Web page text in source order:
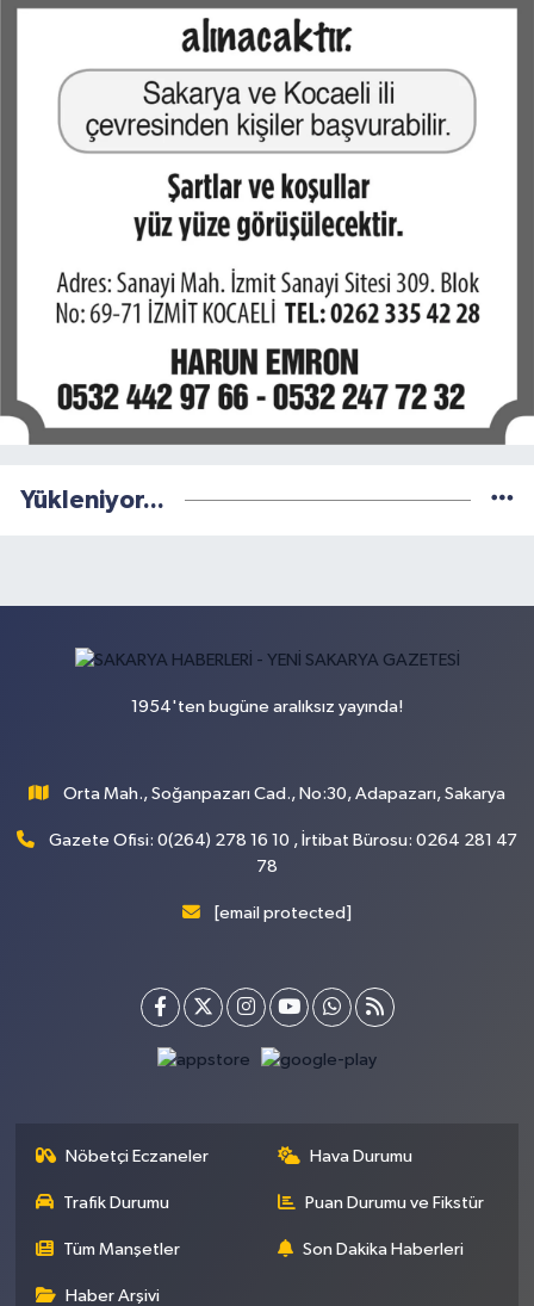
Yükleniyor...
1954'ten bugüne aralıksız yayında!
Orta Mah., Soğanpazarı Cad., No:30, Adapazarı, Sakarya
Gazete Ofisi: 0(264) 278 16 10 , İrtibat Bürosu: 0264 281 47
78
[email protected]
Nöbetçi Eczaneler Hava Durumu
Trafik Durumu Puan Durumu ve Fikstür
Tüm Manşetler Son Dakika Haberleri
Haber Arşivi